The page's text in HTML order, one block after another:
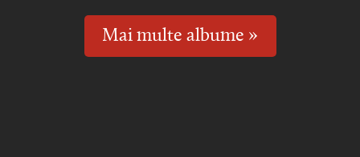
Mai multe albume »